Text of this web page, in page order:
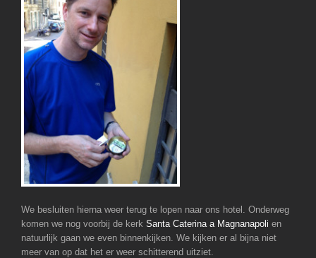
We besluiten hierna weer terug te lopen naar ons hotel. Onderweg
komen we nog voorbij de kerk Santa Caterina a Magnanapoli en
natuurlijk gaan we even binnenkijken. We kijken er al bijna niet
meer van op dat het er weer schitterend uitziet.